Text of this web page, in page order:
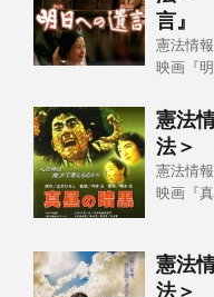
言』
憲法情
映画『
憲法
法＞
憲法情
映画『
憲法
法＞